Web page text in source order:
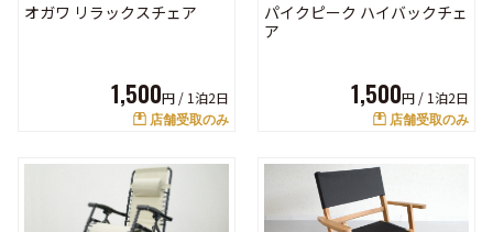
オガワ リラックスチェア
1,500円 / 1泊2日
店舗受取のみ
パイクピーク ハイバックチェ
ア
1,500円 / 1泊2日
店舗受取のみ